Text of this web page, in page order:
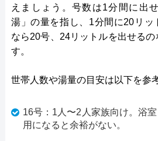
えましょう。号数は1分間に出
湯」の量を指し、1分間に20リッ
なら20号、24リットルを出せるの
す。
世帯人数や湯量の目安は以下を参
16号：1人〜2人家族向け。浴
用になると余裕がない。